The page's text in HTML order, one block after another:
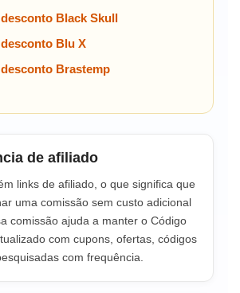
Black Skull
Blu X
Brastemp
de afiliado
links de afiliado, o que significa que
uma comissão sem custo adicional
comissão ajuda a manter o Código
com cupons, ofertas, códigos
com frequência.